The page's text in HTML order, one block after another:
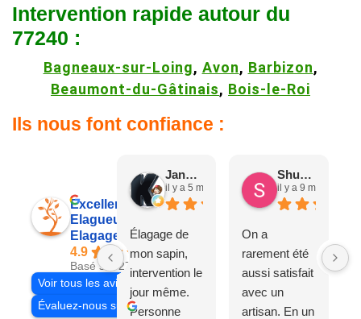
Intervention rapide autour du
77240 :
Bagneaux-sur-Loing, Avon, Barbizon,
Beaumont-du-Gâtinais, Bois-le-Roi
Ils nous font confiance :
Excellent
Elagueur 77
Elagage Villiers
4.9
Basé sur 27 avis
Voir tous les avis
Évaluez-nous sur
Jane D.
il y a 5 mois
Élagage de
mon sapin,
intervention le
jour même.
Personne
Shuang & Jean K.
il y a 9 mois
On a
rarement été
aussi satisfait
avec un
artisan. En un